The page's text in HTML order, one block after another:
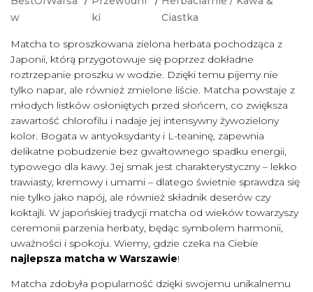
w
ki
Ciastka
Matcha to sproszkowana zielona herbata pochodząca z
Japonii, którą przygotowuje się poprzez dokładne
roztrzepanie proszku w wodzie. Dzięki temu pijemy nie
tylko napar, ale również zmielone liście. Matcha powstaje z
młodych listków osłoniętych przed słońcem, co zwiększa
zawartość chlorofilu i nadaje jej intensywny żywozielony
kolor. Bogata w antyoksydanty i L-teaninę, zapewnia
delikatne pobudzenie bez gwałtownego spadku energii,
typowego dla kawy. Jej smak jest charakterystyczny – lekko
trawiasty, kremowy i umami – dlatego świetnie sprawdza się
nie tylko jako napój, ale również składnik deserów czy
koktajli. W japońskiej tradycji matcha od wieków towarzyszy
ceremonii parzenia herbaty, będąc symbolem harmonii,
uważności i spokoju. Wiemy, gdzie czeka na Ciebie
najlepsza matcha w Warszawie!
Matcha zdobyła popularność dzięki swojemu unikalnemu